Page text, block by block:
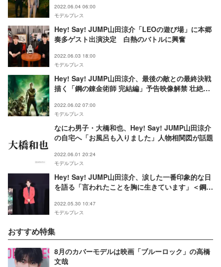
2022.06.04 06:00
モデルプレス
Hey! Say! JUMP山田涼介「LEOの遊び場」に本郷
奏多ゲスト出演決定 白熱のバトルに興奮
2022.06.03 18:00
モデルプレス
Hey! Say! JUMP山田涼介、最後の敵との最終決戦
描く「鋼の錬金術師 完結編」予告映像解禁 壮絶な
2022.06.02 07:00
モデルプレス
なにわ男子・大橋和也、Hey! Say! JUMP山田涼介
の自宅へ「お風呂も入りました」人物相関図が話題
2022.06.01 20:24
モデルプレス
Hey! Say! JUMP山田涼介、涙した一番印象的な日
を語る「言われたことを胸に生きています」＜鋼の
2022.05.30 10:47
モデルプレス
おすすめ特集
8月のカバーモデルは映画「ブルーロック」の高橋
文哉